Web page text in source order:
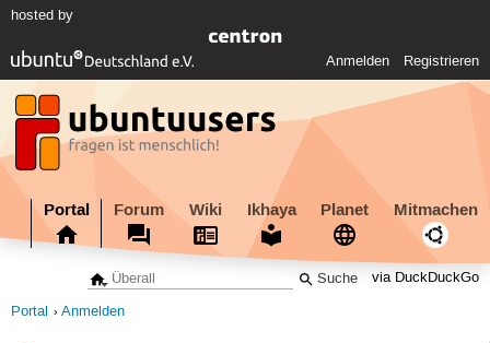
hosted by
Anmelden Registrieren
Portal Forum Wiki Ikhaya Planet Mitmachen
via DuckDuckGo
Portal Anmelden